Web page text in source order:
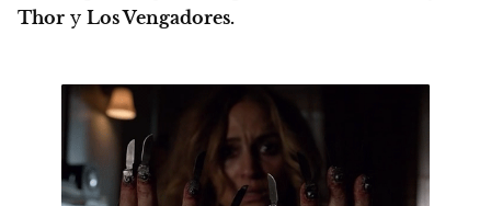
Thor y Los Vengadores.